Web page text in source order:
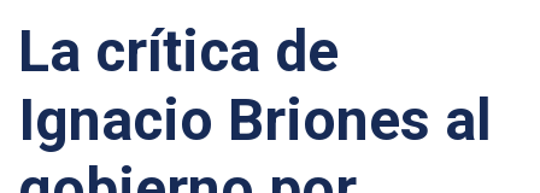
La crítica de
Ignacio Briones al